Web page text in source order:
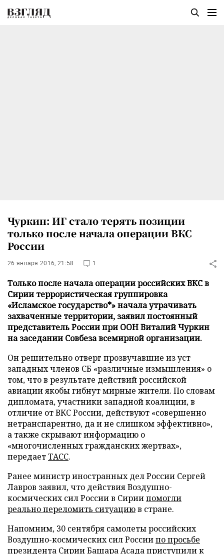
Чуркин: ИГ стало терять позиции
только после начала операции ВКС
России
26 января 2016, 21:58 1
Только после начала операции российских ВКС в
Сирии террористическая группировка
«Исламское государство*» начала утрачивать
захваченные территории, заявил постоянный
представитель России при ООН Виталий Чуркин
на заседании Совбеза всемирной организации.
Он решительно отверг прозвучавшие из уст
западных членов СБ «различные измышления» о
том, что в результате действий российской
авиации якобы гибнут мирные жители. По словам
дипломата, участники западной коалиции, в
отличие от ВКС России, действуют «совершенно
нетранспарентно, да и не слишком эффективно»,
а также скрывают информацию о
«многочисленных гражданских жертвах»,
передаетТАСС.
Ранее министр иностранных дел России Сергей
Лавров заявил, что действия Воздушно-
космических сил России в Сириипомогли
реально переломить ситуациюв стране.
Напомним, 30 сентября самолеты российских
Воздушно-космических сил Россиипо просьбе
президента СирииБашара Асадаприступилик